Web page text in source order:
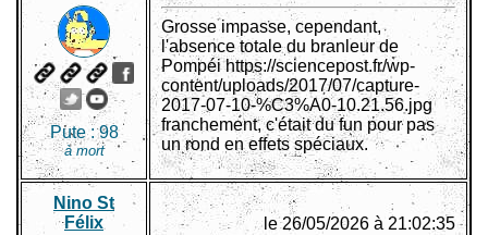
Pute :98
à mort
Grosse impasse, cependant,
l'absence totale du branleur de
Pompéi https://sciencepost.fr/wp-
content/uploads/2017/07/capture-
2017-07-10-%C3%A0-10.21.56.jpg
franchement, c'était du fun pour pas
un rond en effets spéciaux.
Nino St
Félix
le 26/05/2026 à 21:02:35